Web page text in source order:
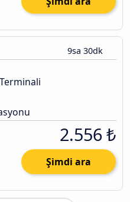
9sa 30dk
2.556 ₺
Şimdi ara